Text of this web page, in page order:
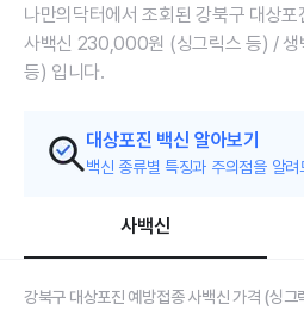
나만의닥터에서 조회된 강북구 대상
사백신 230,000원 (싱그릭스 등) /
등) 입니다.
대상포진 백신 알아보기
백신 종류별 특징과 주의점을 알려
사백신
강북구 대상포진 예방접종 사백신 가격 (싱그